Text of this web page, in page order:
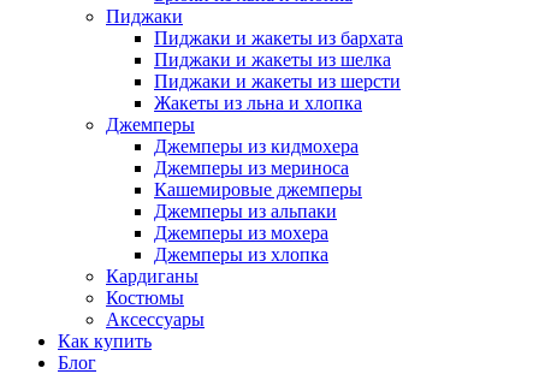
Пиджаки
Пиджаки и жакеты из бархата
Пиджаки и жакеты из шелка
Пиджаки и жакеты из шерсти
Жакеты из льна и хлопка
Джемперы
Джемперы из кидмохера
Джемперы из мериноса
Кашемировые джемперы
Джемперы из альпаки
Джемперы из мохера
Джемперы из хлопка
Кардиганы
Костюмы
Аксессуары
Как купить
Блог